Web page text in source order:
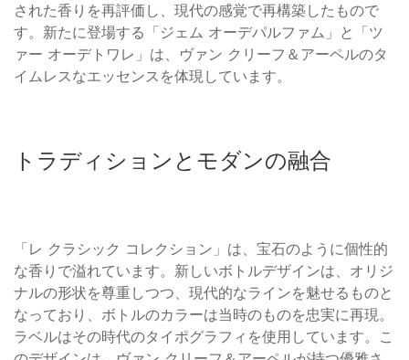
された香りを再評価し、現代の感覚で再構築したもので
す。新たに登場する「ジェム オーデパルファム」と「ツ
ァー オーデトワレ」は、ヴァン クリーフ＆アーペルのタ
イムレスなエッセンスを体現しています。
トラディションとモダンの融合
「レ クラシック コレクション」は、宝石のように個性的
な香りで溢れています。新しいボトルデザインは、オリジ
ナルの形状を尊重しつつ、現代的なラインを魅せるものと
なっており、ボトルのカラーは当時のものを忠実に再現。
ラベルはその時代のタイポグラフィを使用しています。こ